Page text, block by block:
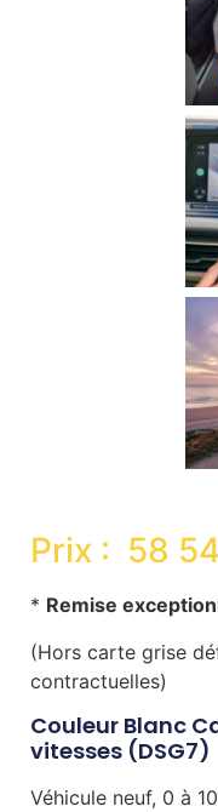
Prix : 58
* Remise
(Hors carte grise
contractuelles)
Couleur Blanc
vitesses (DSG7)
Véhicule neuf, 0 à